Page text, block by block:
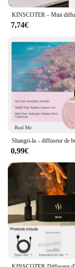
7,74€
0,99€